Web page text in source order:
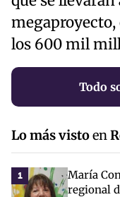
los 600 mil
Todo
Lo más vistoen
1
María
regional